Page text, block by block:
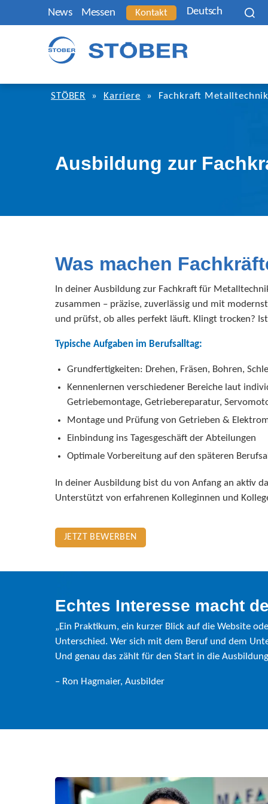
News Messen Kontakt Deutsch
STÖBER » Karriere » Fachkraft Metalltechnik
Ausbildung zur
Was machen
In deiner Ausbildung zur Fachkraft für
zusammen – präzise, zuverlässig und mit
und prüfst, ob alles perfekt läuft. Klingt trocken?
Typische Aufgaben im Berufsalltag:
Grundfertigkeiten: Drehen, Fräsen, Bohren,
Kennenlernen verschiedener Bereiche laut
Getriebemontage, Getriebereparatur,
Montage und Prüfung von Getrieben &
Einbindung ins Tagesgeschäft der Abteilungen
Optimale Vorbereitung auf den späteren
In deiner Ausbildung bist du von Anfang an aktiv
Unterstützt von erfahrenen Kolleginnen und
JETZT BEWERBEN
Echtes Interesse macht
„Ein Praktikum, ein kurzer Blick auf die Website
Unterschied. Wer sich mit dem Beruf und dem
Und genau das zählt für den Start in die
– Ron Hagmaier, Ausbilder